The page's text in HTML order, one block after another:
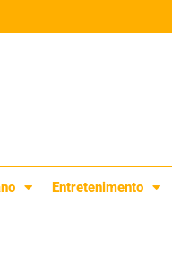
Entretenimento